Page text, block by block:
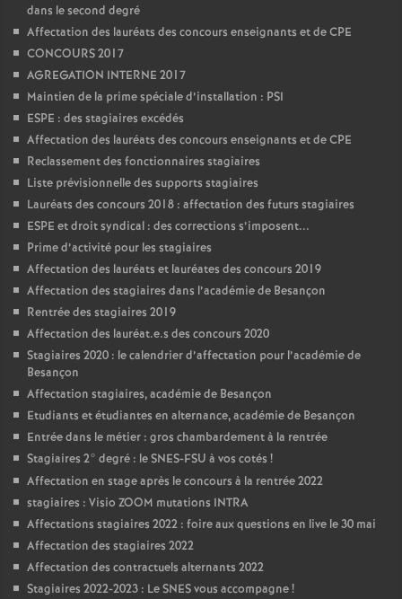
dans le second degré
Affectation des lauréats des concours enseignants et de CPE
CONCOURS 2017
AGREGATION INTERNE 2017
Maintien de la prime spéciale d’installation : PSI
ESPE : des stagiaires excédés
Affectation des lauréats des concours enseignants et de CPE
Reclassement des fonctionnaires stagiaires
Liste prévisionnelle des supports stagiaires
Lauréats des concours 2018 : affectation des futurs stagiaires
ESPE et droit syndical : des corrections s’imposent...
Prime d’activité pour les stagiaires
Affectation des lauréats et lauréates des concours 2019
Affectation des stagiaires dans l’académie de Besançon
Rentrée des stagiaires 2019
Affectation des lauréat.e.s des concours 2020
Stagiaires 2020 : le calendrier d’affectation pour l’académie de
Besançon
Affectation stagiaires, académie de Besançon
Etudiants et étudiantes en alternance, académie de Besançon
Entrée dans le métier : gros chambardement à la rentrée
Stagiaires 2° degré : le SNES-FSU à vos cotés !
Affectation en stage après le concours à la rentrée 2022
stagiaires : Visio ZOOM mutations INTRA
Affectations stagiaires 2022 : foire aux questions en live le 30 mai
Affectation des stagiaires 2022
Affectation des contractuels alternants 2022
Stagiaires 2022-2023 : Le SNES vous accompagne!